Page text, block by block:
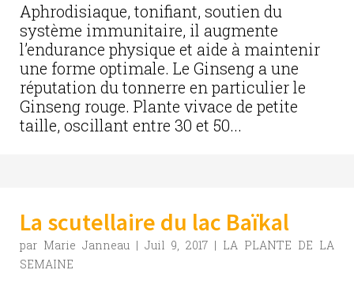
Aphrodisiaque, tonifiant, soutien du
système immunitaire, il augmente
l’endurance physique et aide à maintenir
une forme optimale. Le Ginseng a une
réputation du tonnerre en particulier le
Ginseng rouge. Plante vivace de petite
taille, oscillant entre 30 et 50...
La scutellaire du lac Baïkal
par Marie Janneau | Juil 9, 2017 | LA PLANTE DE LA
SEMAINE